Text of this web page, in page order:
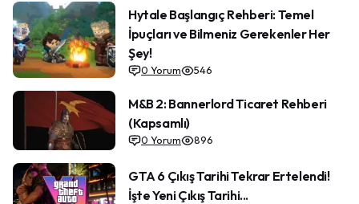
Hytale Başlangıç Rehberi: Temel
İpuçları ve Bilmeniz Gerekenler Her
Şey!
0 Yorum 546
M&B 2: Bannerlord Ticaret Rehberi
(Kapsamlı)
0 Yorum 896
GTA 6 Çıkış Tarihi Tekrar Ertelendi!
İşte Yeni Çıkış Tarihi...